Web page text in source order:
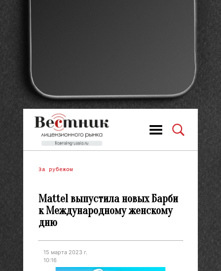
За рубежом
Mattel выпустила новых Барби
к Международному женскому
дню
15 марта 2023 г.
10:16